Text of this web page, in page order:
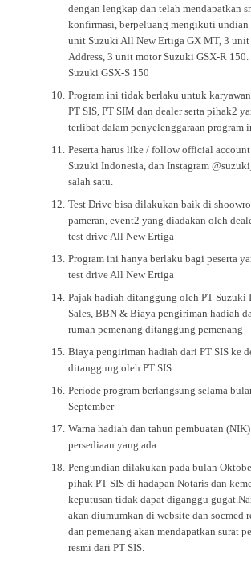
dengan lengkap dan telah mendapatkan
konfirmasi, berpeluang mengikuti undian
unit Suzuki All New Ertiga GX MT, 3
Address, 3 unit motor Suzuki GSX-R
Suzuki GSX-S 150
Program ini tidak berlaku untuk
PT SIS, PT SIM dan dealer serta pihak2
terlibat dalam penyelenggaraan program
Peserta harus like / follow official
Suzuki Indonesia, dan Instagram
salah satu.
Test Drive bisa dilakukan baik di
pameran, event2 yang diadakan oleh
test drive All New Ertiga
Program ini hanya berlaku bagi peserta
test drive All New Ertiga
Pajak hadiah ditanggung oleh PT Suzuki
Sales, BBN & Biaya pengiriman hadiah
rumah pemenang ditanggung pemenang
Biaya pengiriman hadiah dari PT SIS ke
ditanggung oleh PT SIS
Periode program berlangsung selama
September
Warna hadiah dan tahun pembuatan
persediaan yang ada
Pengundian dilakukan pada bulan
pihak PT SIS di hadapan Notaris dan
keputusan tidak dapat diganggu
akan diumumkan di website dan socmed
dan pemenang akan mendapatkan surat
resmi dari PT SIS.